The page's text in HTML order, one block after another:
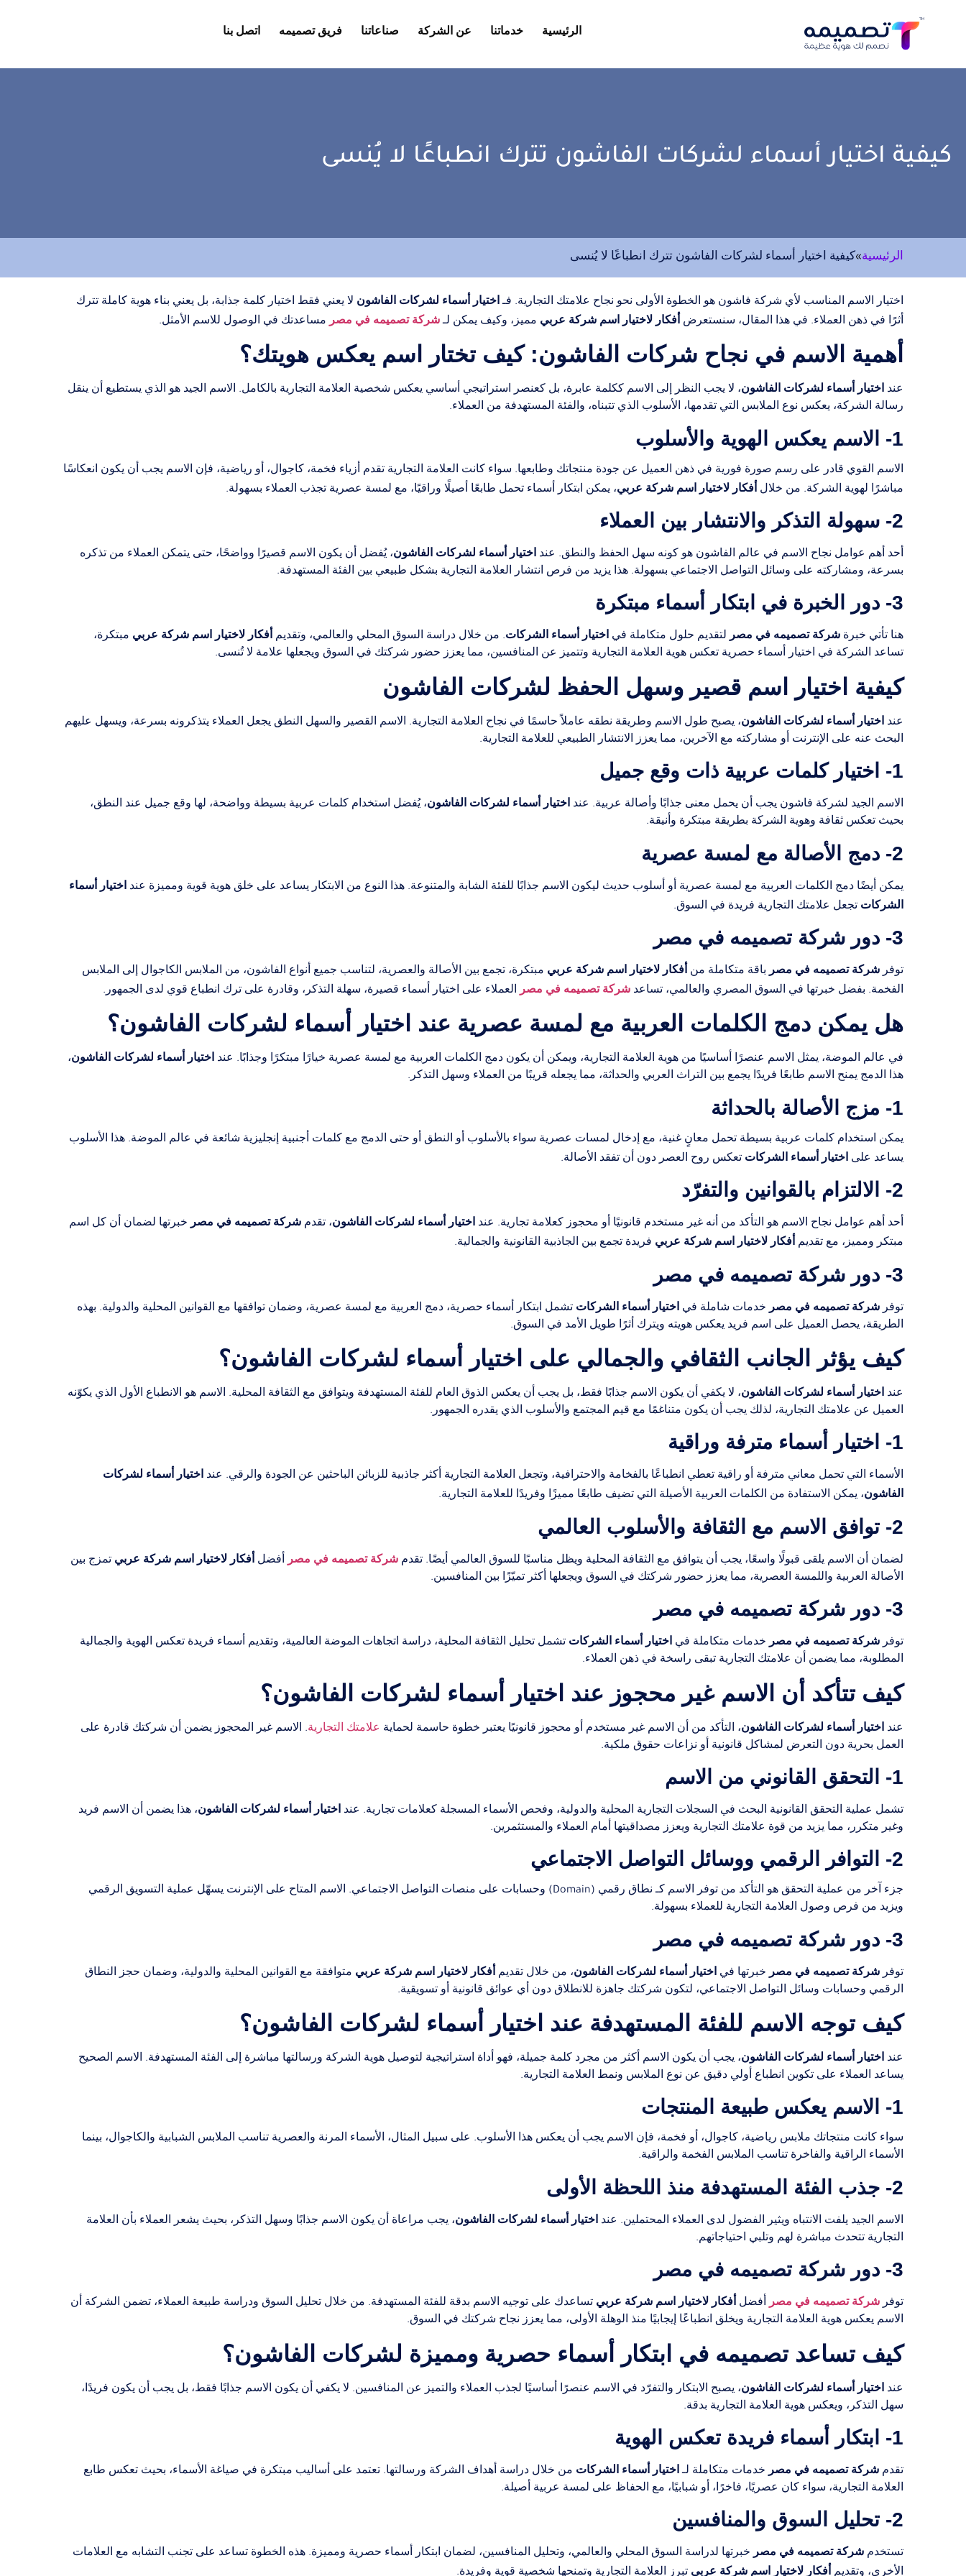
الرئيسية خدماتنا عن الشركة صناعاتنا فريق تصميمه اتصل بنا
كيفية اختيار أسماء لشركات الفاشون تترك انطباعًا لا يُنسى
الرئيسية»كيفية اختيار أسماء لشركات الفاشون تترك انطباعًا لا يُنسى
اختيار الاسم المناسب لأي شركة فاشون هو الخطوة الأولى نحو نجاح علامتك التجارية. فـ اختيار أسماء لشركات الفاشون لا يعني فقط اختيار كلمة جذابة، بل يعني بناء هوية كاملة تترك
أثرًا في ذهن العملاء. في هذا المقال، سنستعرض أفكار لاختيار اسم شركة عربي مميز، وكيف يمكن لـ شركة تصميمه في مصر مساعدتك في الوصول للاسم الأمثل.
أهمية الاسم في نجاح شركات الفاشون: كيف تختار اسم يعكس هويتك؟
عند اختيار أسماء لشركات الفاشون، لا يجب النظر إلى الاسم ككلمة عابرة، بل كعنصر استراتيجي أساسي يعكس شخصية العلامة التجارية بالكامل. الاسم الجيد هو الذي يستطيع أن ينقل
رسالة الشركة، يعكس نوع الملابس التي تقدمها، الأسلوب الذي تتبناه، والفئة المستهدفة من العملاء.
1- الاسم يعكس الهوية والأسلوب
الاسم القوي قادر على رسم صورة فورية في ذهن العميل عن جودة منتجاتك وطابعها. سواء كانت العلامة التجارية تقدم أزياء فخمة، كاجوال، أو رياضية، فإن الاسم يجب أن يكون انعكاسًا
مباشرًا لهوية الشركة. من خلال أفكار لاختيار اسم شركة عربي، يمكن ابتكار أسماء تحمل طابعًا أصيلًا وراقيًا، مع لمسة عصرية تجذب العملاء بسهولة.
2- سهولة التذكر والانتشار بين العملاء
أحد أهم عوامل نجاح الاسم في عالم الفاشون هو كونه سهل الحفظ والنطق. عند اختيار أسماء لشركات الفاشون، يُفضل أن يكون الاسم قصيرًا وواضحًا، حتى يتمكن العملاء من تذكره
بسرعة، ومشاركته على وسائل التواصل الاجتماعي بسهولة. هذا يزيد من فرص انتشار العلامة التجارية بشكل طبيعي بين الفئة المستهدفة.
3- دور الخبرة في ابتكار أسماء مبتكرة
هنا تأتي خبرة شركة تصميمه في مصر لتقديم حلول متكاملة في اختيار أسماء الشركات. من خلال دراسة السوق المحلي والعالمي، وتقديم أفكار لاختيار اسم شركة عربي مبتكرة،
تساعد الشركة في اختيار أسماء حصرية تعكس هوية العلامة التجارية وتتميز عن المنافسين، مما يعزز حضور شركتك في السوق ويجعلها علامة لا تُنسى.
كيفية اختيار اسم قصير وسهل الحفظ لشركات الفاشون
عند اختيار أسماء لشركات الفاشون، يصبح طول الاسم وطريقة نطقه عاملاً حاسمًا في نجاح العلامة التجارية. الاسم القصير والسهل النطق يجعل العملاء يتذكرونه بسرعة، ويسهل عليهم
البحث عنه على الإنترنت أو مشاركته مع الآخرين، مما يعزز الانتشار الطبيعي للعلامة التجارية.
1- اختيار كلمات عربية ذات وقع جميل
الاسم الجيد لشركة فاشون يجب أن يحمل معنى جذابًا وأصالة عربية. عند اختيار أسماء لشركات الفاشون، يُفضل استخدام كلمات عربية بسيطة وواضحة، لها وقع جميل عند النطق،
بحيث تعكس ثقافة وهوية الشركة بطريقة مبتكرة وأنيقة.
2- دمج الأصالة مع لمسة عصرية
يمكن أيضًا دمج الكلمات العربية مع لمسة عصرية أو أسلوب حديث ليكون الاسم جذابًا للفئة الشابة والمتنوعة. هذا النوع من الابتكار يساعد على خلق هوية قوية ومميزة عند اختيار أسماء
الشركات تجعل علامتك التجارية فريدة في السوق.
3- دور شركة تصميمه في مصر
توفر شركة تصميمه في مصر باقة متكاملة من أفكار لاختيار اسم شركة عربي مبتكرة، تجمع بين الأصالة والعصرية، لتناسب جميع أنواع الفاشون، من الملابس الكاجوال إلى الملابس
الفخمة. بفضل خبرتها في السوق المصري والعالمي، تساعد شركة تصميمه في مصر العملاء على اختيار أسماء قصيرة، سهلة التذكر، وقادرة على ترك انطباع قوي لدى الجمهور.
هل يمكن دمج الكلمات العربية مع لمسة عصرية عند اختيار أسماء لشركات الفاشون؟
في عالم الموضة، يمثل الاسم عنصرًا أساسيًا من هوية العلامة التجارية، ويمكن أن يكون دمج الكلمات العربية مع لمسة عصرية خيارًا مبتكرًا وجذابًا. عند اختيار أسماء لشركات الفاشون،
هذا الدمج يمنح الاسم طابعًا فريدًا يجمع بين التراث العربي والحداثة، مما يجعله قريبًا من العملاء وسهل التذكر.
1- مزج الأصالة بالحداثة
يمكن استخدام كلمات عربية بسيطة تحمل معانٍ غنية، مع إدخال لمسات عصرية سواء بالأسلوب أو النطق أو حتى الدمج مع كلمات أجنبية إنجليزية شائعة في عالم الموضة. هذا الأسلوب
يساعد على اختيار أسماء الشركات تعكس روح العصر دون أن تفقد الأصالة.
2- الالتزام بالقوانين والتفرّد
أحد أهم عوامل نجاح الاسم هو التأكد من أنه غير مستخدم قانونيًا أو محجوز كعلامة تجارية. عند اختيار أسماء لشركات الفاشون، تقدم شركة تصميمه في مصر خبرتها لضمان أن كل اسم
مبتكر ومميز، مع تقديم أفكار لاختيار اسم شركة عربي فريدة تجمع بين الجاذبية القانونية والجمالية.
3- دور شركة تصميمه في مصر
توفر شركة تصميمه في مصر خدمات شاملة في اختيار أسماء الشركات تشمل ابتكار أسماء حصرية، دمج العربية مع لمسة عصرية، وضمان توافقها مع القوانين المحلية والدولية. بهذه
الطريقة، يحصل العميل على اسم فريد يعكس هويته ويترك أثرًا طويل الأمد في السوق.
كيف يؤثر الجانب الثقافي والجمالي على اختيار أسماء لشركات الفاشون؟
عند اختيار أسماء لشركات الفاشون، لا يكفي أن يكون الاسم جذابًا فقط، بل يجب أن يعكس الذوق العام للفئة المستهدفة ويتوافق مع الثقافة المحلية. الاسم هو الانطباع الأول الذي يكوّنه
العميل عن علامتك التجارية، لذلك يجب أن يكون متناغمًا مع قيم المجتمع والأسلوب الذي يقدره الجمهور.
1- اختيار أسماء مترفة وراقية
الأسماء التي تحمل معاني مترفة أو راقية تعطي انطباعًا بالفخامة والاحترافية، وتجعل العلامة التجارية أكثر جاذبية للزبائن الباحثين عن الجودة والرقي. عند اختيار أسماء لشركات
الفاشون، يمكن الاستفادة من الكلمات العربية الأصيلة التي تضيف طابعًا مميزًا وفريدًا للعلامة التجارية.
2- توافق الاسم مع الثقافة والأسلوب العالمي
لضمان أن الاسم يلقى قبولًا واسعًا، يجب أن يتوافق مع الثقافة المحلية ويظل مناسبًا للسوق العالمي أيضًا. تقدم شركة تصميمه في مصر أفضل أفكار لاختيار اسم شركة عربي تمزج بين
الأصالة العربية واللمسة العصرية، مما يعزز حضور شركتك في السوق ويجعلها أكثر تميّزًا بين المنافسين.
3- دور شركة تصميمه في مصر
توفر شركة تصميمه في مصر خدمات متكاملة في اختيار أسماء الشركات تشمل تحليل الثقافة المحلية، دراسة اتجاهات الموضة العالمية، وتقديم أسماء فريدة تعكس الهوية والجمالية
المطلوبة، مما يضمن أن علامتك التجارية تبقى راسخة في ذهن العملاء.
كيف تتأكد أن الاسم غير محجوز عند اختيار أسماء لشركات الفاشون؟
عند اختيار أسماء لشركات الفاشون، التأكد من أن الاسم غير مستخدم أو محجوز قانونيًا يعتبر خطوة حاسمة لحماية علامتك التجارية. الاسم غير المحجوز يضمن أن شركتك قادرة على
العمل بحرية دون التعرض لمشاكل قانونية أو نزاعات حقوق ملكية.
1- التحقق القانوني من الاسم
تشمل عملية التحقق القانونية البحث في السجلات التجارية المحلية والدولية، وفحص الأسماء المسجلة كعلامات تجارية. عند اختيار أسماء لشركات الفاشون، هذا يضمن أن الاسم فريد
وغير متكرر، مما يزيد من قوة علامتك التجارية ويعزز مصداقيتها أمام العملاء والمستثمرين.
2- التوافر الرقمي ووسائل التواصل الاجتماعي
جزء آخر من عملية التحقق هو التأكد من توفر الاسم كـ نطاق رقمي (Domain) وحسابات على منصات التواصل الاجتماعي. الاسم المتاح على الإنترنت يسهّل عملية التسويق الرقمي
ويزيد من فرص وصول العلامة التجارية للعملاء بسهولة.
3- دور شركة تصميمه في مصر
توفر شركة تصميمه في مصر خبرتها في اختيار أسماء لشركات الفاشون، من خلال تقديم أفكار لاختيار اسم شركة عربي متوافقة مع القوانين المحلية والدولية، وضمان حجز النطاق
الرقمي وحسابات وسائل التواصل الاجتماعي، لتكون شركتك جاهزة للانطلاق دون أي عوائق قانونية أو تسويقية.
كيف توجه الاسم للفئة المستهدفة عند اختيار أسماء لشركات الفاشون؟
عند اختيار أسماء لشركات الفاشون، يجب أن يكون الاسم أكثر من مجرد كلمة جميلة، فهو أداة استراتيجية لتوصيل هوية الشركة ورسالتها مباشرة إلى الفئة المستهدفة. الاسم الصحيح
يساعد العملاء على تكوين انطباع أولي دقيق عن نوع الملابس ونمط العلامة التجارية.
1- الاسم يعكس طبيعة المنتجات
سواء كانت منتجاتك ملابس رياضية، كاجوال، أو فخمة، فإن الاسم يجب أن يعكس هذا الأسلوب. على سبيل المثال، الأسماء المرنة والعصرية تناسب الملابس الشبابية والكاجوال، بينما
الأسماء الراقية والفاخرة تناسب الملابس الفخمة والراقية.
2- جذب الفئة المستهدفة منذ اللحظة الأولى
الاسم الجيد يلفت الانتباه ويثير الفضول لدى العملاء المحتملين. عند اختيار أسماء لشركات الفاشون، يجب مراعاة أن يكون الاسم جذابًا وسهل التذكر، بحيث يشعر العملاء بأن العلامة
التجارية تتحدث مباشرة لهم وتلبي احتياجاتهم.
3- دور شركة تصميمه في مصر
توفر شركة تصميمه في مصر أفضل أفكار لاختيار اسم شركة عربي تساعدك على توجيه الاسم بدقة للفئة المستهدفة. من خلال تحليل السوق ودراسة طبيعة العملاء، تضمن الشركة أن
الاسم يعكس هوية العلامة التجارية ويخلق انطباعًا إيجابيًا منذ الوهلة الأولى، مما يعزز نجاح شركتك في السوق.
كيف تساعد تصميمه في ابتكار أسماء حصرية ومميزة لشركات الفاشون؟
عند اختيار أسماء لشركات الفاشون، يصبح الابتكار والتفرّد في الاسم عنصرًا أساسيًا لجذب العملاء والتميز عن المنافسين. لا يكفي أن يكون الاسم جذابًا فقط، بل يجب أن يكون فريدًا،
سهل التذكر، ويعكس هوية العلامة التجارية بدقة.
1- ابتكار أسماء فريدة تعكس الهوية
تقدم شركة تصميمه في مصر خدمات متكاملة لـ اختيار أسماء الشركات من خلال دراسة أهداف الشركة ورسالتها. تعتمد على أساليب مبتكرة في صياغة الأسماء، بحيث تعكس طابع
العلامة التجارية، سواء كان عصريًا، فاخرًا، أو شبابيًا، مع الحفاظ على لمسة عربية أصيلة.
2- تحليل السوق والمنافسين
تستخدم شركة تصميمه في مصر خبرتها لدراسة السوق المحلي والعالمي، وتحليل المنافسين، لضمان ابتكار أسماء حصرية ومميزة. هذه الخطوة تساعد على تجنب التشابه مع العلامات
الأخرى، وتقديم أفكار لاختيار اسم شركة عربي تبرز العلامة التجارية وتمنحها شخصية قوية وفريدة.